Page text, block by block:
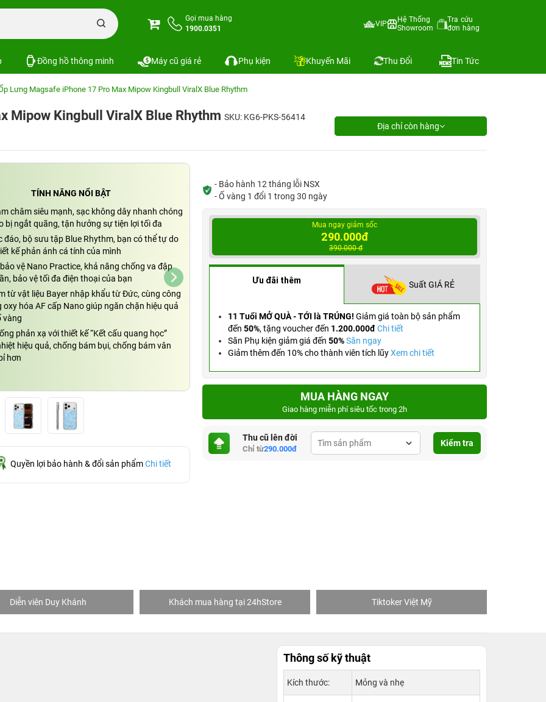
Gọi mua hàng
1900.0351
VIP
Hệ Thống
Showroom
Tra cứu
đơn hàng
Đồng hồ thông minh Máy cũ giá rẻ Phụ kiện Khuyến Mãi Thu Đổi Tin Tức
Lưng Magsafe iPhone 17 Pro Max Mipow Kingbull ViralX Blue Rhythm
Mipow Kingbull ViralX Blue Rhythm SKU: KG6-PKS-56414
Địa chỉ còn hàng
TÍNH NĂNG NỔI BẬT
châm siêu mạnh, sạc không dây nhanh chóng
bị ngắt quãng, tận hưởng sự tiện lợi tối đa
đáo, bộ sưu tập Blue Rhythm, bạn có thể tự do
kế phản ánh cá tính của mình
vệ Nano Practice, khả năng chống va đập
bảo vệ tối đa điện thoại của bạn
từ vật liệu Bayer nhập khẩu từ Đức, cùng công
oxy hóa AF cấp Nano giúp ngăn chặn hiệu quả
vàng
phản xạ với thiết kế “Kết cấu quang học”
hiệu quả, chống bám bụi, chống bám vân
hơn
Quyền lợi bảo hành & đổi sản phẩm Chi tiết
- Bảo hành 12 tháng lỗi NSX
- Ố vàng 1 đổi 1 trong 30 ngày
Mua ngay giảm sốc
290.000đ
390.000 đ
Ưu đãi thêm Suất GIÁ RẺ
11 Tuổi MỞ QUÀ - TỚI là TRÚNG! Giảm giá toàn bộ sản phẩm
đến 50%, tặng voucher đến 1.200.000đ Chi tiết
Săn Phụ kiện giảm giá đến 50% Săn ngay
Giảm thêm đến 10% cho thành viên tích lũyXem chi tiết
MUA HÀNG NGAY
Giao hàng miễn phí siêu tốc trong 2h
Thu cũ lên đời
Chỉ từ290.000đ
Kiểm tra
Khách mua hàng tại 24hStore Tiktoker Việt Mỹ Khách mua hàng tại 24hStore
Thông số kỹ thuật
Kích thước: Mỏng và nhẹ